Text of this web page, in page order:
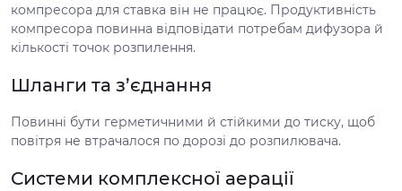
компресора для ставка він не працює. Продуктивність
компресора повинна відповідати потребам дифузора й
кількості точок розпилення.
Шланги та з’єднання
Повинні бути герметичними й стійкими до тиску, щоб
повітря не втрачалося по дорозі до розпилювача.
Системи комплексної аерації